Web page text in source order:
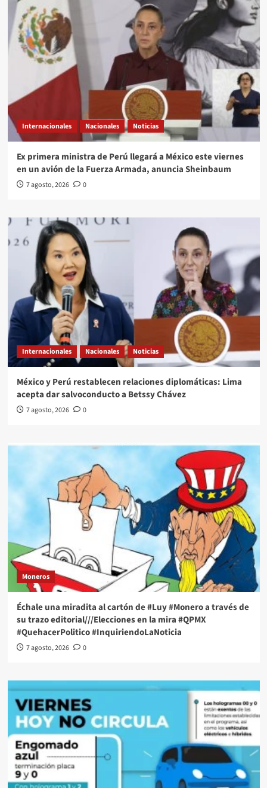
Internacionales Nacionales Noticias
Ex primera ministra de Perú llegará a México este viernes
en un avión de la Fuerza Armada, anuncia Sheinbaum
7 agosto, 2026 0
Internacionales Nacionales Noticias
México y Perú restablecen relaciones diplomáticas: Lima
acepta dar salvoconducto a Betssy Chávez
7 agosto, 2026 0
Moneros
Échale una miradita al cartón de #Luy #Monero a través de
su trazo editorial///Elecciones en la mira #QPMX
#QuehacerPolitico #InquiriendoLaNoticia
7 agosto, 2026 0